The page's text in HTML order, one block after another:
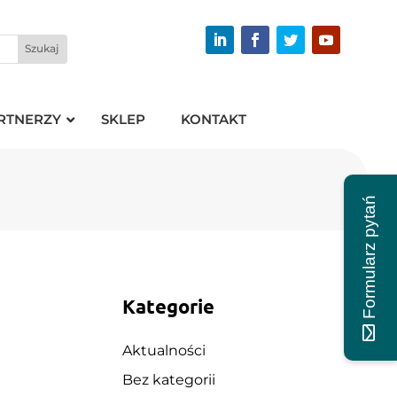
SKLEP KONTAKT
Kategorie
Aktualności
Bez kategorii
Formularz pytań